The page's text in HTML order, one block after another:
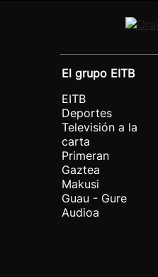
El grupo EITB
EITB
Deportes
Televisión a la
carta
Primeran
Gaztea
Makusi
Guau - Gure
Audioa